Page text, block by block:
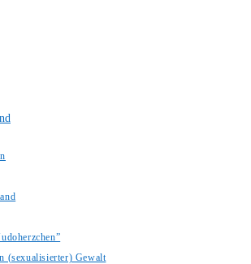
(sexualisierter) Gewalt